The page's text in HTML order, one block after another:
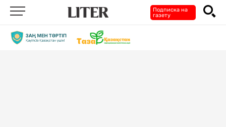
Подписка на
газету